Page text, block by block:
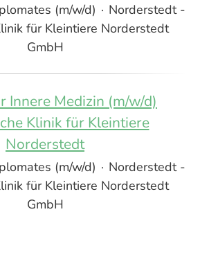
(m/w/d) · Norderstedt -
für Kleintiere Norderstedt
GmbH
Innere Medizin (m/w/d)
Klinik für Kleintiere
Norderstedt
(m/w/d) · Norderstedt -
für Kleintiere Norderstedt
GmbH